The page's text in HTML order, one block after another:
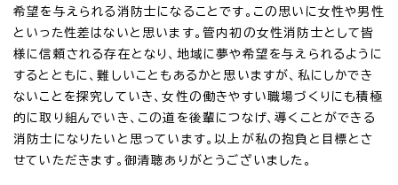
希望を与えられる消防士になることです。この思いに女性や男性
といった性差はないと思います。管内初の女性消防士として皆
様に信頼される存在となり、地域に夢や希望を与えられるように
するとともに、難しいこともあるかと思いますが、私にしかでき
ないことを探究していき、女性の働きやすい職場づくりにも積極
的に取り組んでいき、この道を後輩につなげ、導くことができる
消防士になりたいと思っています。以上が私の抱負と目標とさ
せていただきます。御清聴ありがとうございました。